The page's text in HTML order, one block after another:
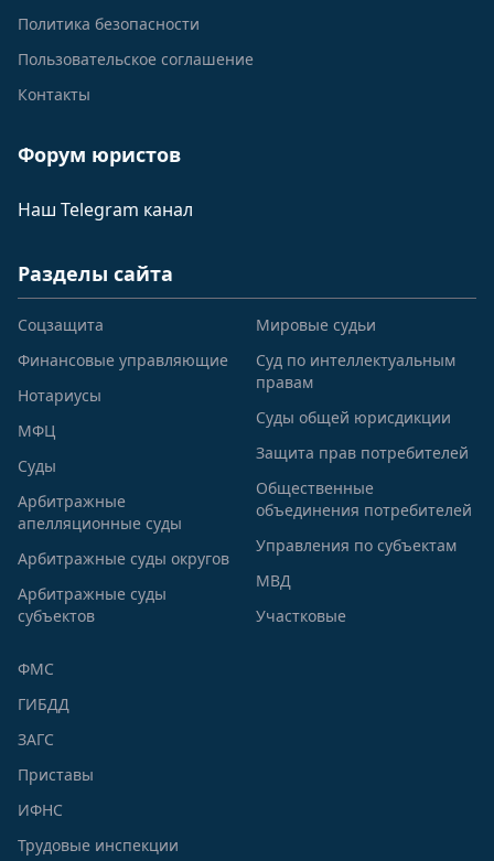
Политика безопасности
Пользовательское соглашение
Контакты
Форум юристов
Наш Telegram канал
Разделы сайта
Соцзащита
Финансовые управляющие
Нотариусы
МФЦ
Суды
Арбитражные
апелляционные суды
Арбитражные суды округов
Арбитражные суды
субъектов
Мировые судьи
Суд по интеллектуальным
правам
Суды общей юрисдикции
Защита прав потребителей
Общественные
объединения потребителей
Управления по субъектам
МВД
Участковые
ФМС
ГИБДД
ЗАГС
Приставы
ИФНС
Трудовые инспекции